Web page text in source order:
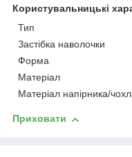
Користувальницькі
Тип
Застібка наволочки
Форма
Матеріал
Матеріал напірника/
Приховати